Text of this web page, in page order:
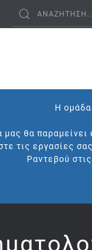
Η ομάδα
μας θα
τις εργασίες
Ραντεβού